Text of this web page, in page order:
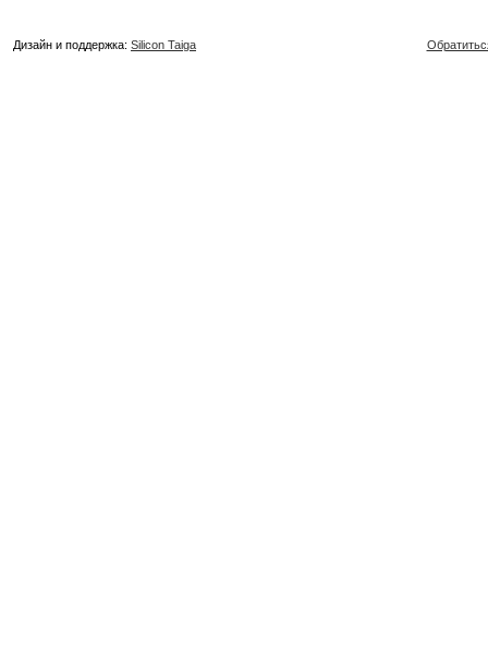
Дизайн и поддержка: Silicon Taiga